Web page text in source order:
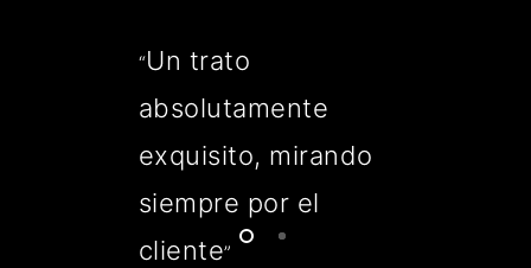
“Un trato
absolutamente
exquisito, mirando
siempre por el
cliente”